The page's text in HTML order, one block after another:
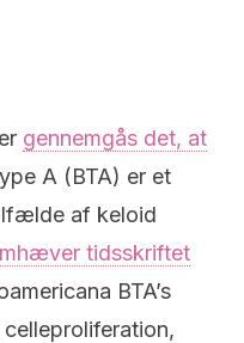
gennemgås det, at
A (BTA) er et
af keloid
tidsskriftet
BTA’s